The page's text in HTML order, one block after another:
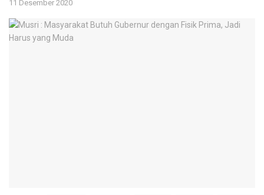
11 Desember 2020